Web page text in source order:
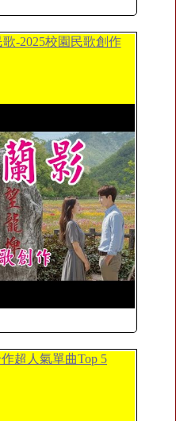
-2025校園民歌創作
超人氣單曲Top 5